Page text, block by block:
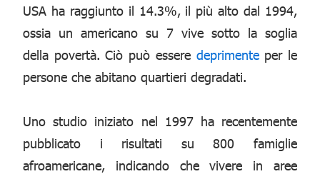
USA ha raggiunto il 14.3%, il più alto dal 1994,
ossia un americano su 7 vive sotto la soglia
della povertà. Ciò può essere deprimenteper le
persone che abitano quartieri degradati.
Uno studio iniziato nel 1997 ha recentemente
pubblicato i risultati su 800 famiglie
afroamericane, indicando che vivere in aree